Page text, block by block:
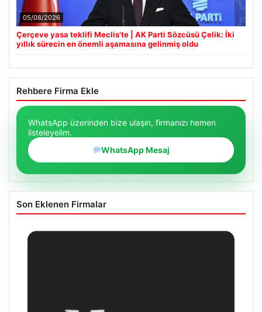
05/08/2026
Çerçeve yasa teklifi Meclis’te | AK Parti Sözcüsü Çelik: İki
yıllık sürecin en önemli aşamasına gelinmiş oldu
Rehbere Firma Ekle
WhatsApp üzerinden bize ulaşın, firmanızı hemen
listeleyelim.
WhatsApp Mesaj
Son Eklenen Firmalar